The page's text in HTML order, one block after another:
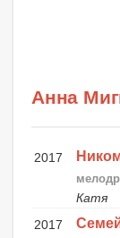
Анна
2017
Катя
2017